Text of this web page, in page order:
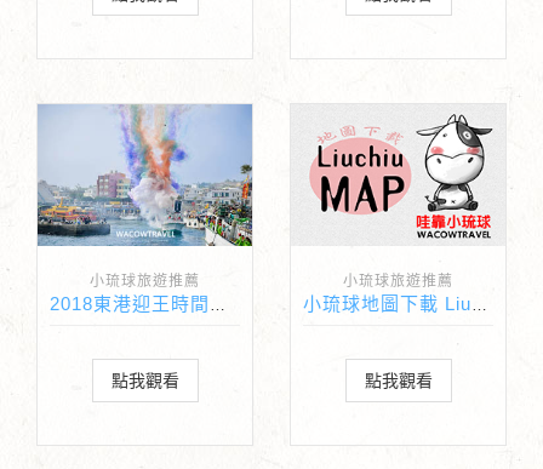
小琉球旅遊推薦
點我觀看
小琉球旅遊推薦
點我觀看